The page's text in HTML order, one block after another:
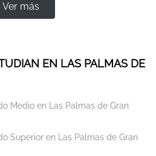
Ver más
EN LAS PALMAS DE
Medio en Las Palmas de Gran
Superior en Las Palmas de Gran